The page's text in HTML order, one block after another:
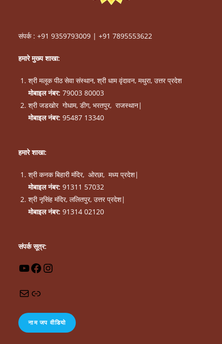
संपर्क :+91 9359793009 |+91 7895553622
हमारे मुख्य शाखा:
श्री मलूक पीठ सेवा संस्थान, श्री धाम वृंदावन, मथुरा, उत्तर प्रदेश
मोबाइल नंबर: 79003 80003
श्री जडखोर गोधाम, डीग, भरतपुर, राजस्थान|
मोबाइल नंबर: 95487 13340
हमारे शाखा:
श्री कनक बिहारी मंदिर, ओरछा, मध्य प्रदेश|
मोबाइल नंबर:91311 57032
श्री नृसिंह मंदिर, ललितपुर, उत्तर प्रदेश|
मोबाइल नंबर: 91314 02120
संपर्क सूत्र:
नाम जप वीडियो